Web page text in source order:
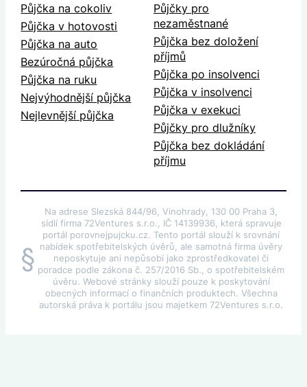
Půjčka na cokoliv
Půjčka v hotovosti
Půjčka na auto
Bezúročná půjčka
Půjčka na ruku
Nejvýhodnější půjčka
Nejlevnější půjčka
Půjčky pro
nezaměstnané
Půjčka bez doložení
příjmů
Půjčka po insolvenci
Půjčka v insolvenci
Půjčka v exekuci
Půjčky pro dlužníky
Půjčka bez dokládání
příjmu
§
Na adrese Slezská 844/96, Vinohrady, 130 00 Praha 3,
sídlí firma 72Ventures s.r.o., IČ 14139936, která spravuje
portál porovnejpujcku.cz. Tento portál slouží k srovnání
nabídek spotřebitelských úvěrů, ale samotná firma úvěry
neposkytuje ani nepůsobí jako zprostředkovatel či
poradce podle zákona č. 257/2016 Sb., o spotřebitelském
úvěru. Webové stránky slouží pouze k poskytování
obecných informací o finančních produktech. Všechna
autorská práva k portálu jsou majetkem 72Ventures s.r.o.